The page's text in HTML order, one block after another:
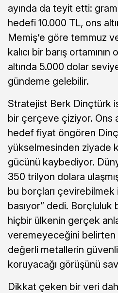
ayında da teyit etti: gram
hedefi 10.000 TL, ons
Memiş’e göre temmuz
kalıcı bir barış
altında 5.000 dolar
gündeme gelebilir.
Stratejist Berk Dinçtürk
bir çerçeve çiziyor. Ons
hedef fiyat öngören
yükselmesinden ziyade
gücünü kaybediyor.
350 trilyon dolara
bu borçları çevirebilmek
basıyor” dedi.
hiçbir ülkenin gerçek
veremeyeceğini belirten
değerli metallerin
koruyacağı görüşünü
Dikkat çeken bir veri